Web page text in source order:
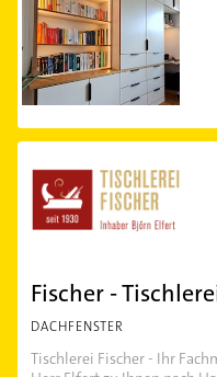
Fischer -
DACHFENSTER
Tischlerei Fischer - Ihr